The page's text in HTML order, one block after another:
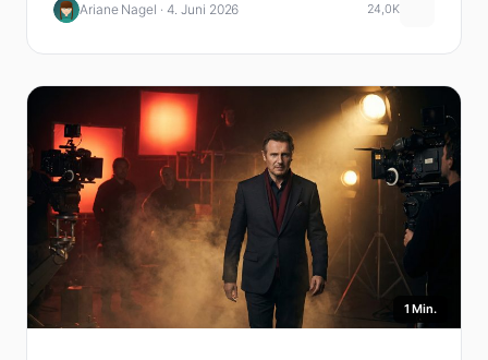
Ariane Nagel · 4. Juni 2026 24,0K
1 Min.